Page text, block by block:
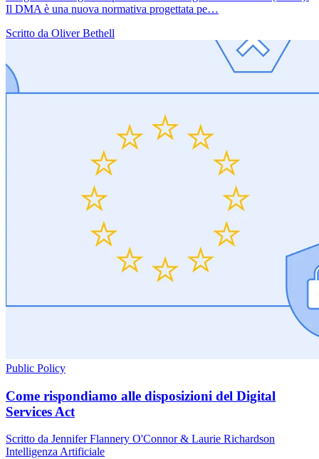
Il DMA è una nuova normativa progettata pe…
Scritto da Oliver Bethell
Public Policy
Come rispondiamo alle disposizioni del Digital
Services Act
Scritto da Jennifer Flannery O'Connor & Laurie Richardson
Intelligenza Artificiale